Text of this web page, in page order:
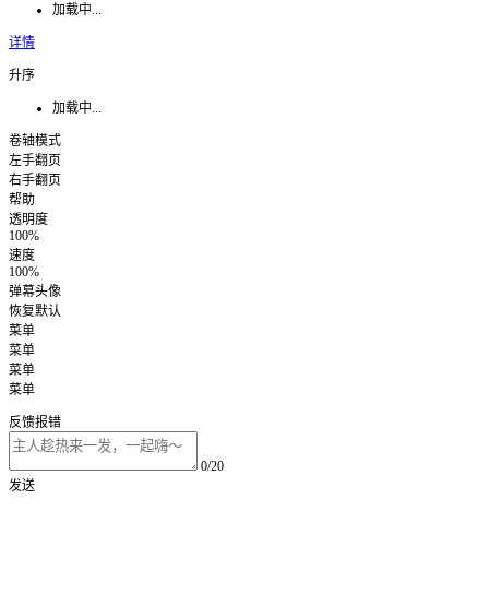
加载中...
详情
升序
加载中...
卷轴模式
左手翻页
右手翻页
帮助
透明度
100%
速度
100%
弹幕头像
恢复默认
菜单
菜单
菜单
菜单
反馈报错
0/20
发送